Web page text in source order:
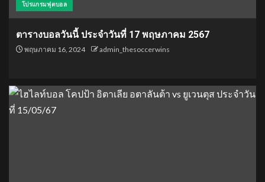
โปรแกรมฟุตบอล
ตารางบอลวันนี้ ประจำวันที่ 17 พฤษภาคม 2567
พฤษภาคม 16, 2024 admin_thesoccerwins